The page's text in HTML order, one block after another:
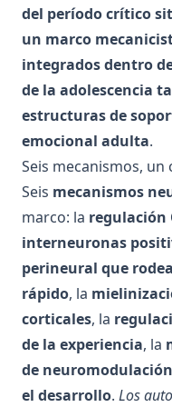
del período crítico
un marco
integrados dentro
de la adolescencia
estructuras de
emocional adulta.
Seis mecanismos,
Seis mecanismos
marco: la regulación
interneuronas
perineural que
rápido, la
corticales, la
de la experiencia, la
de neuromodulación
el desarrollo. Los